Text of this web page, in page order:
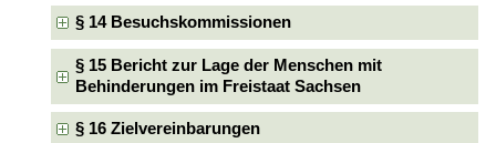
§ 14 Besuchskommissionen
§ 15 Bericht zur Lage der Menschen mit
Behinderungen im Freistaat Sachsen
§ 16 Zielvereinbarungen